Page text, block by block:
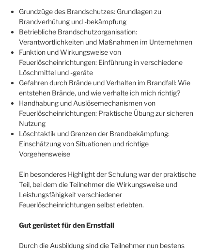
Grundzüge des Brandschutzes: Grundlagen zu
Brandverhütung und -bekämpfung
Betriebliche Brandschutzorganisation:
Verantwortlichkeiten und Maßnahmen im Unternehmen
Funktion und Wirkungsweise von
Feuerlöscheinrichtungen: Einführung in verschiedene
Löschmittel und -geräte
Gefahren durch Brände und Verhalten im Brandfall: Wie
entstehen Brände, und wie verhalte ich mich richtig?
Handhabung und Auslösemechanismen von
Feuerlöscheinrichtungen: Praktische Übung zur sicheren
Nutzung
Löschtaktik und Grenzen der Brandbekämpfung:
Einschätzung von Situationen und richtige
Vorgehensweise
Ein besonderes Highlight der Schulung war der praktische
Teil, bei dem die Teilnehmer die Wirkungsweise und
Leistungsfähigkeit verschiedener
Feuerlöscheinrichtungen selbst erlebten.
Gut gerüstet für den Ernstfall
Durch die Ausbildung sind die Teilnehmer nun bestens